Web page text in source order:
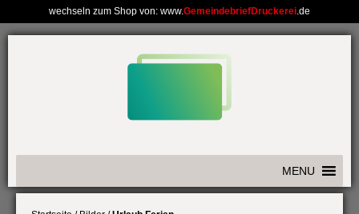
wechseln zum Shop von: www.GemeindebriefDruckerei.de
Weiter
MENU